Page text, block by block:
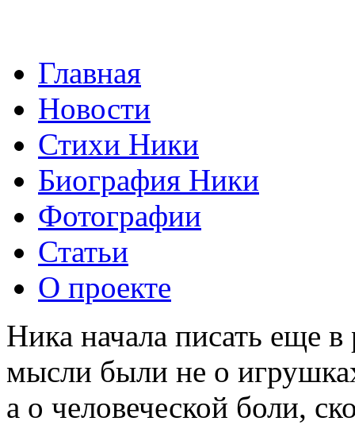
Главная
Новости
Стихи Ники
Биография Ники
Фотографии
Статьи
О проекте
Ника начала писать еще
мысли были не о
а о человеческой боли,